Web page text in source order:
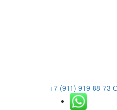
+7 (911) 919-88-73